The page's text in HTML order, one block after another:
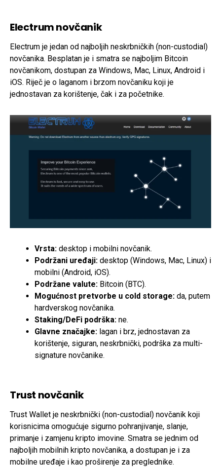
Electrum novčanik
Electrum je jedan od najboljih neskrbničkih (non-custodial)
novčanika. Besplatan je i smatra se najboljim Bitcoin
novčanikom, dostupan za Windows, Mac, Linux, Android i
iOS. Riječ je o laganom i brzom novčaniku koji je
jednostavan za korištenje, čak i za početnike.
Vrsta: desktop i mobilni novčanik.
Podržani uređaji: desktop (Windows, Mac, Linux) i
mobilni (Android, iOS).
Podržane valute: Bitcoin (BTC).
Mogućnost pretvorbe u cold storage: da, putem
hardverskog novčanika.
Staking/DeFi podrška: ne.
Glavne značajke: lagan i brz, jednostavan za
korištenje, siguran, neskrbnički, podrška za multi-
signature novčanike.
Trust novčanik
Trust Wallet je neskrbnički (non-custodial) novčanik koji
korisnicima omogućuje sigurno pohranjivanje, slanje,
primanje i zamjenu kripto imovine. Smatra se jednim od
najboljih mobilnih kripto novčanika, a dostupan je i za
mobilne uređaje i kao proširenje za preglednike.